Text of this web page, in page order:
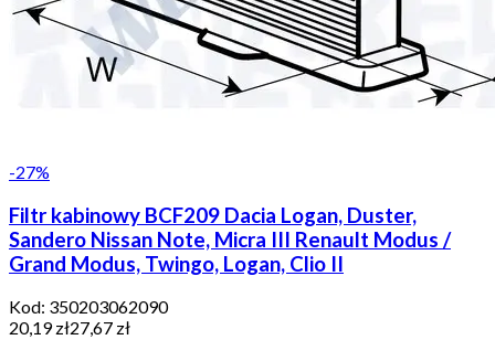
-27%
Filtr kabinowy BCF209 Dacia Logan, Duster,
Sandero Nissan Note, Micra III Renault Modus /
Grand Modus, Twingo, Logan, Clio II
Kod: 350203062090
20,19 zł27,67 zł